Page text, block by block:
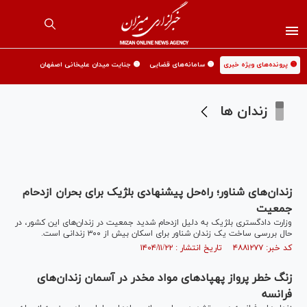
🟡 پرونده‌های ویژه خبری 🟡 سامانه‌های قضایی 🟡 جنایت میدان علیخانی اصفهان
زندان ها
زندان‌های شناور؛ راه‌حل پیشنهادی بلژیک برای بحران ازدحام
جمعیت
وزارت دادگستری بلژیک به دلیل ازدحام شدید جمعیت در زندان‌های این کشور، در
حال بررسی ساخت یک زندان شناور برای اسکان بیش از ۳۰۰ زندانی است.
کد خبر: ۴۸۸۱۲۷۷ تاریخ انتشار : ۱۴۰۴/۱۱/۲۲
زنگ خطر پرواز پهپاد‌های مواد مخدر در آسمان زندان‌های
فرانسه